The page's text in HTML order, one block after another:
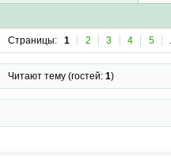
Страницы: 1 2 3 4 5
Читают тему (гостей: 1)